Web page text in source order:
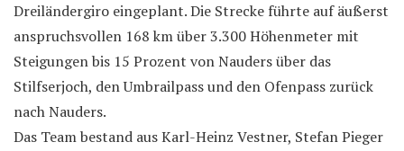
Dreiländergiro eingeplant. Die Strecke führte auf äußerst
anspruchsvollen 168 km über 3.300 Höhenmeter mit
Steigungen bis 15 Prozent von Nauders über das
Stilfserjoch, den Umbrailpass und den Ofenpass zurück
nach Nauders.
Das Team bestand aus Karl-Heinz Vestner, Stefan Pieger